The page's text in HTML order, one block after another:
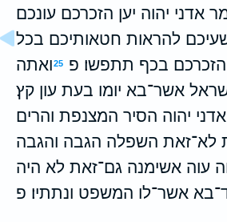
אדני יהוה יען הזכרכם עונכם
להראות חטאותיכם בכל
הזכרכם בכף תתפשו׃ פ
25ואתה
אשר־בא יומו בעת עון קץ׃
יהוה הסיר המצנפת והרים
לא־זאת השפלה הגבה והגבה
עוה אשימנה גם־זאת לא היה
אשר־לו המשפט ונתתיו׃ פ